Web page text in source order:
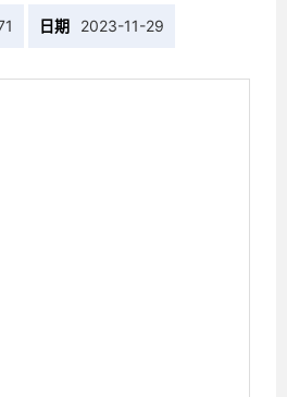
日期 2023-11-29